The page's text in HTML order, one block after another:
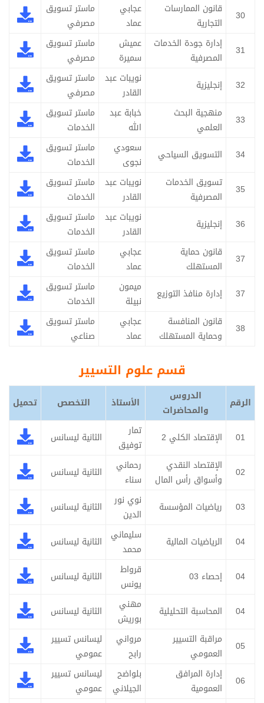
30
قانون الممارسات
التجارية
عجابي
عماد
ماستر تسويق
مصرفي
31
إدارة جودة الخدمات
المصرفية
عميش
سميرة
ماستر تسويق
مصرفي
32
إنجليزية
نويبات عبد
القادر
ماستر تسويق
مصرفي
33
منهجية البحث
العلمي
خبابة عبد
الله
ماستر تسويق
الخدمات
34
التسويق السياحي
سعودي
نجوى
ماستر تسويق
الخدمات
35
تسویق الخدمات
المصرفیة
نويبات عبد
القادر
ماستر تسويق
الخدمات
36
إنجليزية
نويبات عبد
القادر
ماستر تسويق
الخدمات
37
قانون حماية
المستهلك
عجابي
عماد
ماستر تسويق
الخدمات
37
إدارة منافذ التوزيع
ميمون
نبيلة
ماستر تسويق
الخدمات
38
قانون المنافسة
وحماية المستهلك
عجابي
عماد
ماستر تسويق
صناعي
قسم علوم التسيير
الرقم
الدروس
والمحاضرات
الأستاذ التخصص تحميل
01 الإقتصاد الكلي 2
تمار
توفيق
الثانية ليسانس
02
الإقتصاد النقدي
وأسواق رأس المال
رحماني
سناء
الثانية ليسانس
03 رياضيات المؤسسة
نوي نور
الدين
الثانية ليسانس
04 الرياضيات المالية
سليماني
محمد
الثانية ليسانس
04 إحصاء 03
قرواط
يونس
الثانية ليسانس
04 المحاسبة التحليلية
مهني
بوريش
الثانية ليسانس
05
مراقبة التسيير
العمومي
مرواني
رابح
ليسانس تسيير
عمومي
06
إدارة المرافق
العمومية
بلواضح
الجيلاني
ليسانس تسيير
عمومي